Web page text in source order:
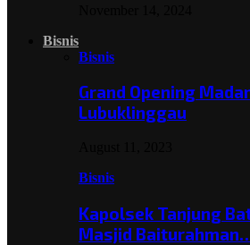
Bisnis
Bisnis
Grand Opening
Lubuklinggau
Bisnis
Kapolsek Tanjung
Masjid